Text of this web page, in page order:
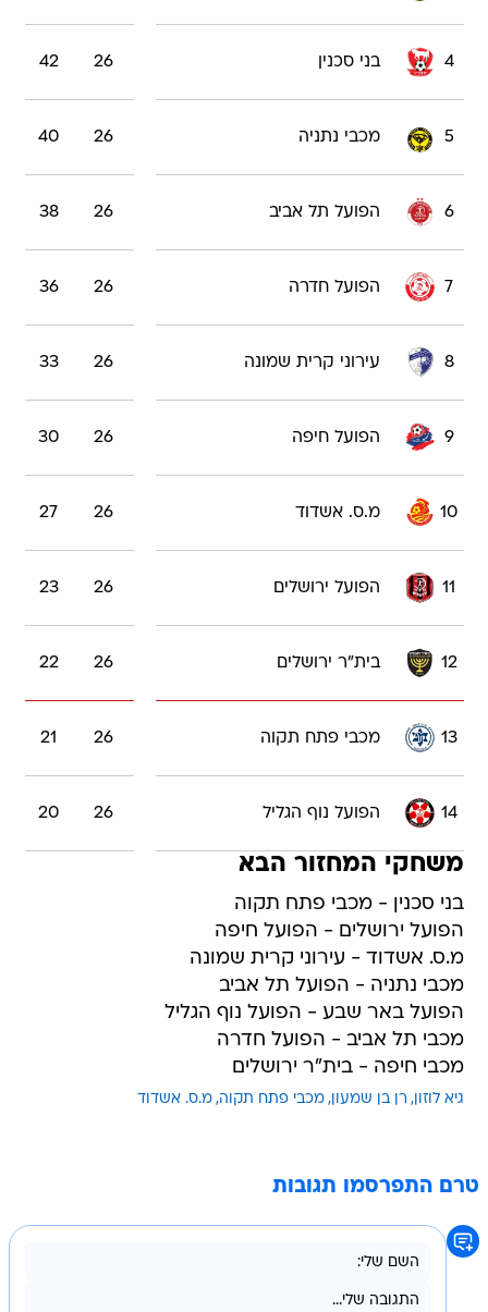
4 בני סכנין 26
42
5 מכבי נתניה 26
40
6 הפועל תל אביב 26
38
7 הפועל חדרה 26
36
8 עירוני קרית שמונה 26
33
9 הפועל חיפה 26
30
10 מ.ס. אשדוד 26
27
11 הפועל ירושלים 26
23
12 בית"ר ירושלים 26
22
13 מכבי פתח תקוה 26
21
14 הפועל נוף הגליל 26
20
משחקי המחזור הבא
בני סכנין - מכבי פתח תקוה
הפועל ירושלים - הפועל חיפה
מ.ס. אשדוד - עירוני קרית שמונה
מכבי נתניה - הפועל תל אביב
הפועל באר שבע - הפועל נוף הגליל
מכבי תל אביב - הפועל חדרה
מכבי חיפה - בית"ר ירושלים
גיא לוזון רן בן שמעון מכבי פתח תקוה מ.ס. אשדוד
טרם התפרסמו תגובות